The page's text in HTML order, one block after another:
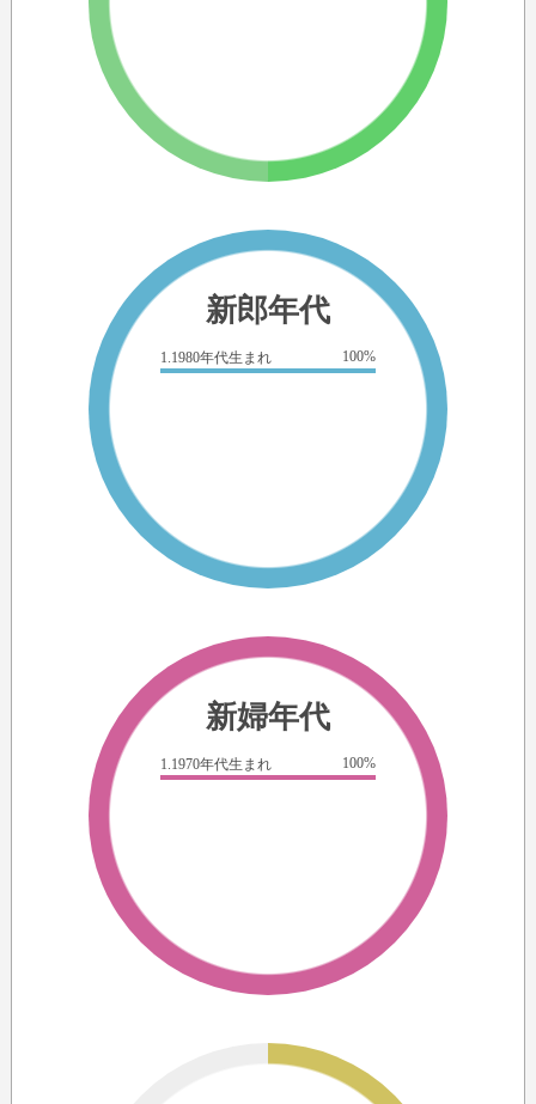
新郎年代
1.1980年代生まれ 100%
新婦年代
1.1970年代生まれ 100%